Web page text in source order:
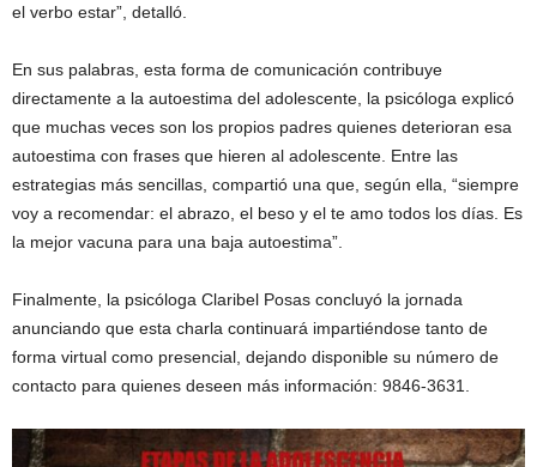
el verbo estar”, detalló.
En sus palabras, esta forma de comunicación contribuye
directamente a la autoestima del adolescente, la psicóloga explicó
que muchas veces son los propios padres quienes deterioran esa
autoestima con frases que hieren al adolescente. Entre las
estrategias más sencillas, compartió una que, según ella, “siempre
voy a recomendar: el abrazo, el beso y el te amo todos los días. Es
la mejor vacuna para una baja autoestima”.
Finalmente, la psicóloga Claribel Posas concluyó la jornada
anunciando que esta charla continuará impartiéndose tanto de
forma virtual como presencial, dejando disponible su número de
contacto para quienes deseen más información: 9846-3631.